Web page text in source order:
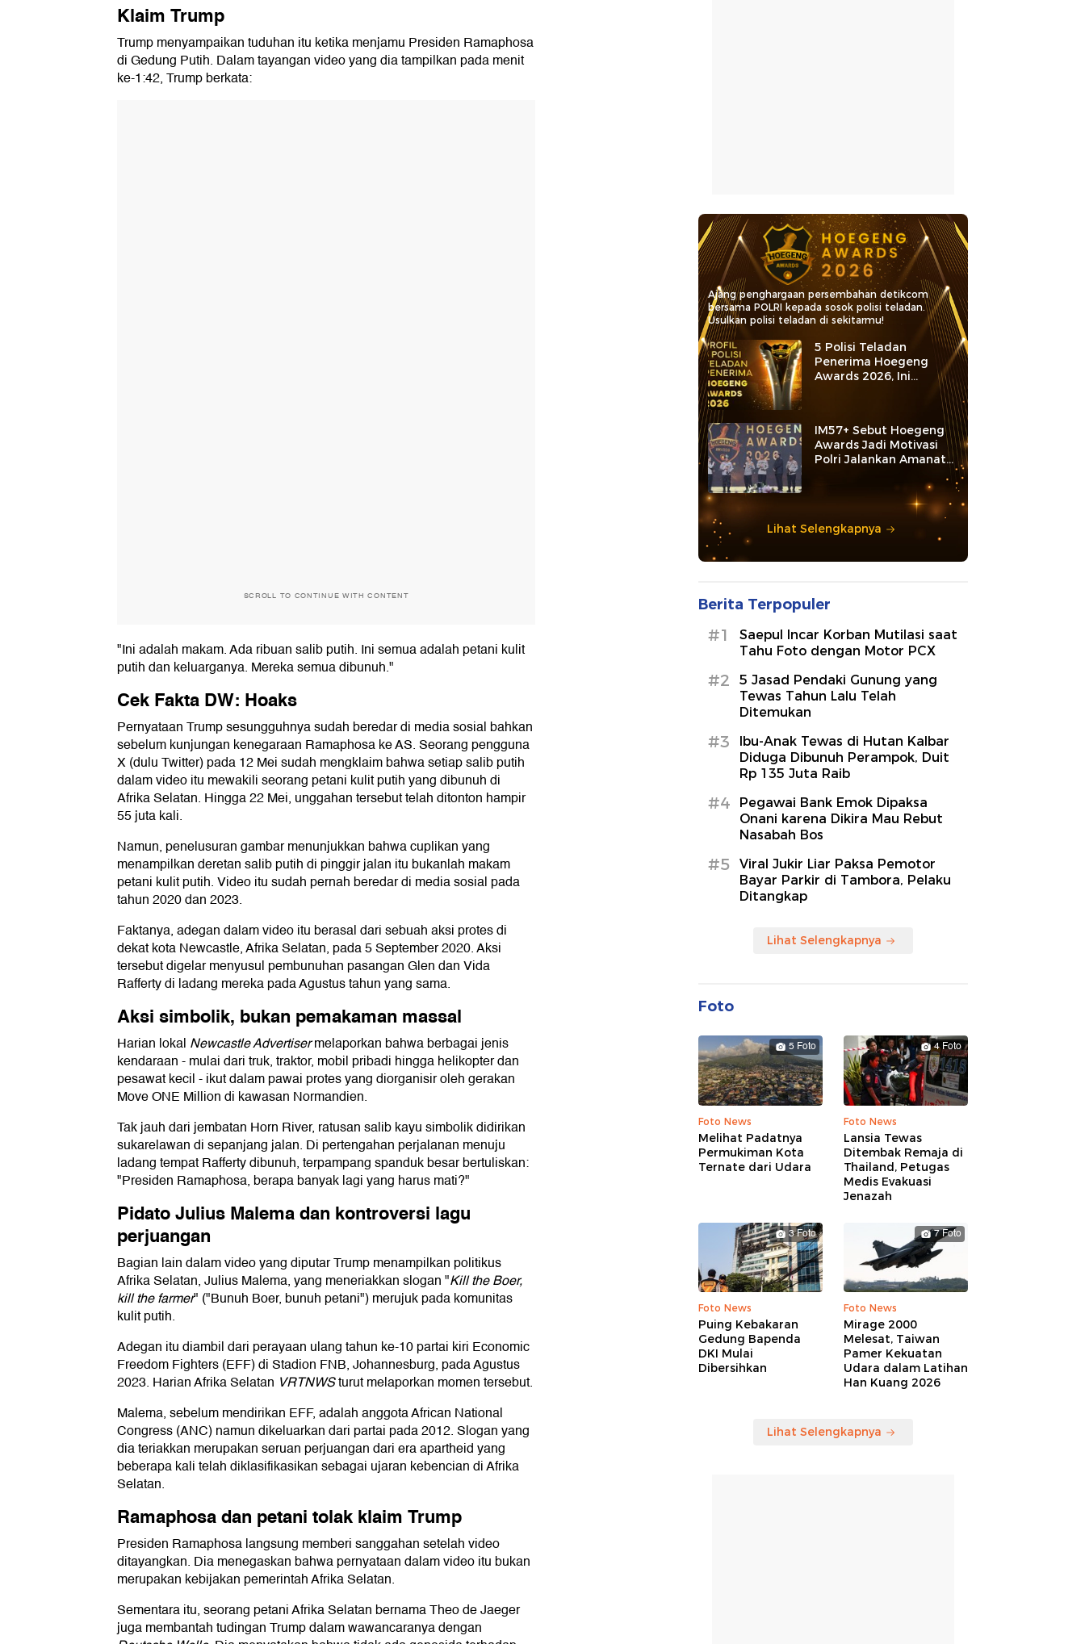
Klaim Trump
Trump menyampaikan tuduhan itu ketika menjamu Presiden Ramaphosa
di Gedung Putih. Dalam tayangan video yang dia tampilkan pada menit
ke-1:42, Trump berkata:
SCROLL TO CONTINUE WITH CONTENT
"Ini adalah makam. Ada ribuan salib putih. Ini semua adalah petani kulit
putih dan keluarganya. Mereka semua dibunuh."
Cek Fakta DW: Hoaks
Pernyataan Trump sesungguhnya sudah beredar di media sosial bahkan
sebelum kunjungan kenegaraan Ramaphosa ke AS. Seorang pengguna
X (dulu Twitter) pada 12 Mei sudah mengklaim bahwa setiap salib putih
dalam video itu mewakili seorang petani kulit putih yang dibunuh di
Afrika Selatan. Hingga 22 Mei, unggahan tersebut telah ditonton hampir
55 juta kali.
Namun, penelusuran gambar menunjukkan bahwa cuplikan yang
menampilkan deretan salib putih di pinggir jalan itu bukanlah makam
petani kulit putih. Video itu sudah pernah beredar di media sosial pada
tahun 2020 dan 2023.
Faktanya, adegan dalam video itu berasal dari sebuah aksi protes di
dekat kota Newcastle, Afrika Selatan, pada 5 September 2020. Aksi
tersebut digelar menyusul pembunuhan pasangan Glen dan Vida
Rafferty di ladang mereka pada Agustus tahun yang sama.
Aksi simbolik, bukan pemakaman massal
Harian lokal Newcastle Advertisermelaporkan bahwa berbagai jenis
kendaraan - mulai dari truk, traktor, mobil pribadi hingga helikopter dan
pesawat kecil - ikut dalam pawai protes yang diorganisir oleh gerakan
Move ONE Million di kawasan Normandien.
Tak jauh dari jembatan Horn River, ratusan salib kayu simbolik didirikan
sukarelawan di sepanjang jalan. Di pertengahan perjalanan menuju
ladang tempat Rafferty dibunuh, terpampang spanduk besar bertuliskan:
"Presiden Ramaphosa, berapa banyak lagi yang harus mati?"
Pidato Julius Malema dan kontroversi lagu
perjuangan
Bagian lain dalam video yang diputar Trump menampilkan politikus
Afrika Selatan, Julius Malema, yang meneriakkan slogan "Kill the Boer,
kill the farmer" ("Bunuh Boer, bunuh petani") merujuk pada komunitas
kulit putih.
Adegan itu diambil dari perayaan ulang tahun ke-10 partai kiri Economic
Freedom Fighters (EFF) di Stadion FNB, Johannesburg, pada Agustus
2023. Harian Afrika Selatan VRTNWSturut melaporkan momen tersebut.
Malema, sebelum mendirikan EFF, adalah anggota African National
Congress (ANC) namun dikeluarkan dari partai pada 2012. Slogan yang
dia teriakkan merupakan seruan perjuangan dari era apartheid yang
beberapa kali telah diklasifikasikan sebagai ujaran kebencian di Afrika
Selatan.
Ramaphosa dan petani tolak klaim Trump
Presiden Ramaphosa langsung memberi sanggahan setelah video
ditayangkan. Dia menegaskan bahwa pernyataan dalam video itu bukan
merupakan kebijakan pemerintah Afrika Selatan.
Sementara itu, seorang petani Afrika Selatan bernama Theo de Jaeger
juga membantah tudingan Trump dalam wawancaranya dengan
Ajang penghargaan persembahan detikcom
bersama POLRI kepada sosok polisi teladan.
Usulkan polisi teladan di sekitarmu!
5 Polisi Teladan
Penerima Hoegeng
Awards 2026, Ini
Kategori dan Kiprahnya
IM57+ Sebut Hoegeng
Awards Jadi Motivasi
Polri Jalankan Amanat
Lihat Selengkapnya
Berita Terpopuler
#1
Saepul Incar Korban Mutilasi saat
Tahu Foto dengan Motor PCX
#2
5 Jasad Pendaki Gunung yang
Tewas Tahun Lalu Telah
Ditemukan
#3
Ibu-Anak Tewas di Hutan Kalbar
Diduga Dibunuh Perampok, Duit
Rp 135 Juta Raib
#4
Pegawai Bank Emok Dipaksa
Onani karena Dikira Mau Rebut
Nasabah Bos
#5
Viral Jukir Liar Paksa Pemotor
Bayar Parkir di Tambora, Pelaku
Ditangkap
Lihat Selengkapnya
Foto
5 Foto
Foto News
Melihat Padatnya
Permukiman Kota
Ternate dari Udara
4 Foto
Foto News
Lansia Tewas
Ditembak Remaja di
Thailand, Petugas
Medis Evakuasi
Jenazah
3 Foto
Foto News
Puing Kebakaran
Gedung Bapenda
DKI Mulai
Dibersihkan
7 Foto
Foto News
Mirage 2000
Melesat, Taiwan
Pamer Kekuatan
Udara dalam Latihan
Han Kuang 2026
Lihat Selengkapnya